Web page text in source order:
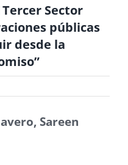
Sector
públicas
desde la
Sareen